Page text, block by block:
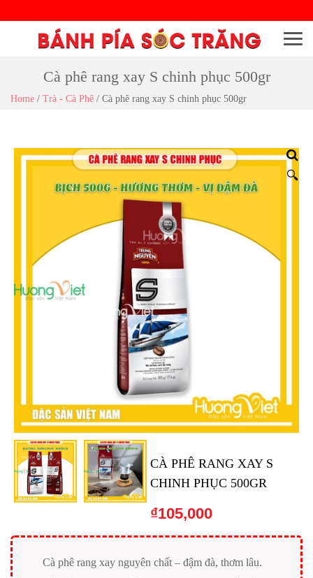
Menu
Cà phê rang xay S chinh phục 500gr
Home / Trà - Cà Phê / Cà phê rang xay S chinh phục 500gr
🔍
CÀ PHÊ RANG XAY S
CHINH PHỤC 500GR
₫105,000
Cà phê rang xay nguyên chất – đậm đà, thơm lâu.